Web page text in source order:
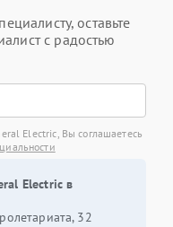
оставьте
с радостью
Electric, Вы соглашаетесь
Electric в
32